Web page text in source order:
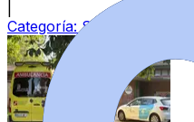
Categoría:Sucesos